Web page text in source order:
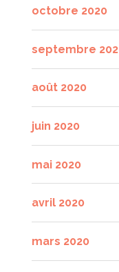
octobre 2020
septembre
août 2020
juin 2020
mai 2020
avril 2020
mars 2020